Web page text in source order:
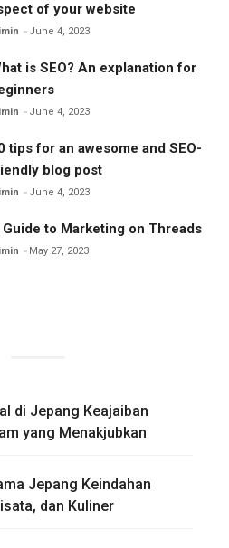
of your website
June 4, 2023
is SEO? An explanation for
June 4, 2023
tips for an awesome and SEO-
blog post
June 4, 2023
Guide to Marketing on Threads
May 27, 2023
di Jepang Keajaiban
yang Menakjubkan
Jepang Keindahan
dan Kuliner